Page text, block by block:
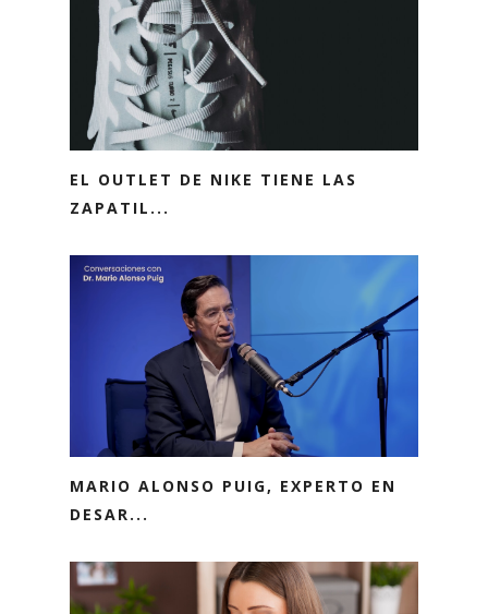
EL OUTLET DE NIKE TIENE LAS
ZAPATIL...
MARIO ALONSO PUIG, EXPERTO EN
DESAR...